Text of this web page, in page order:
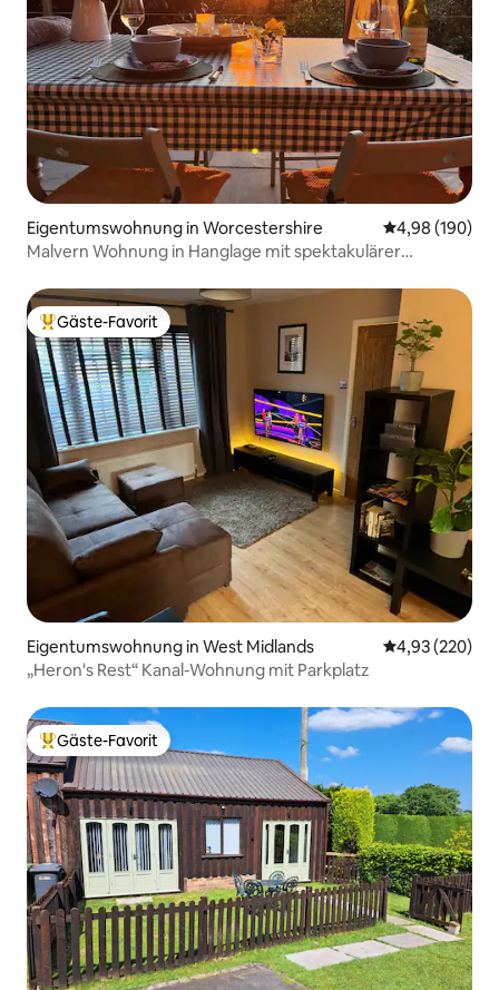
Eigentumswohnung in Worcestershire
4,98 (190)
Malvern Wohnung in Hanglage mit spektakulärer
Beliebter Gäste-Favorit.
Gäste-Favorit
Eigentumswohnung in West Midlands
4,93 (220)
„Heron's Rest“ Kanal-Wohnung mit Parkplatz
Beliebter Gäste-Favorit.
Gäste-Favorit